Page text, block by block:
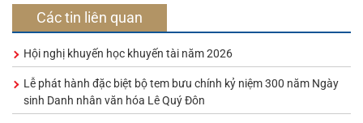
Các tin liên quan
Hội nghị khuyến học khuyến tài năm 2026
Lễ phát hành đặc biệt bộ tem bưu chính kỷ niệm 300 năm Ngày
sinh Danh nhân văn hóa Lê Quý Đôn